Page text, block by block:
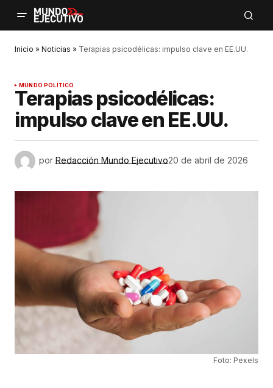
Inicio » Noticias » Terapias psicodélicas: impulso clave en EE.UU.
MUNDO POLÍTICO
Terapias psicodélicas:
impulso clave en EE.UU.
por Redacción Mundo Ejecutivo20 de abril de 2026
Foto: Pexels